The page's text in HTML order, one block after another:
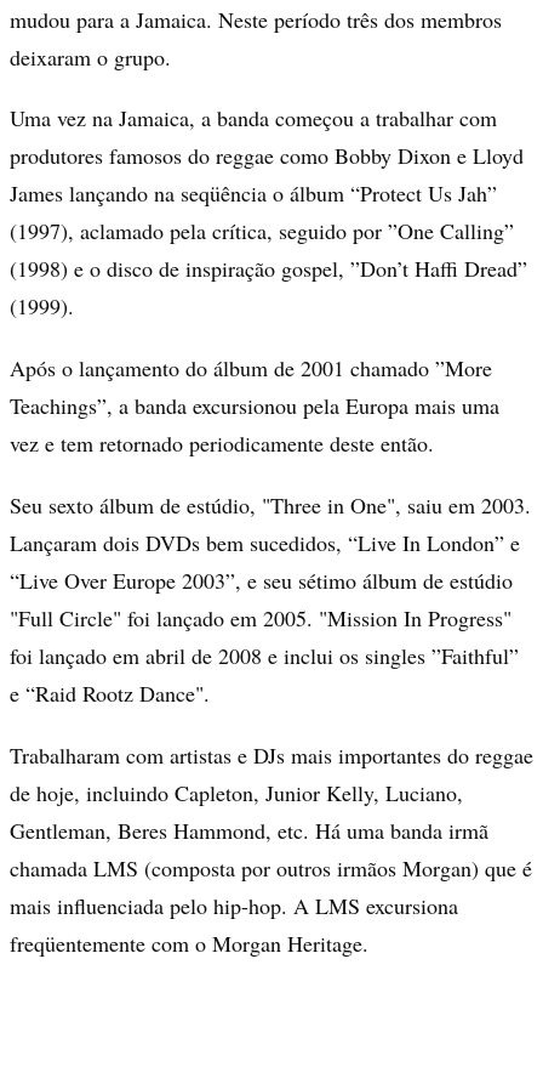
mudou para a Jamaica. Neste período três dos membros
deixaram o grupo.
Uma vez na Jamaica, a banda começou a trabalhar com
produtores famosos do reggae como Bobby Dixon e Lloyd
James lançando na seqüência o álbum “Protect Us Jah”
(1997), aclamado pela crítica, seguido por ”One Calling”
(1998) e o disco de inspiração gospel, ”Don’t Haffi Dread”
(1999).
Após o lançamento do álbum de 2001 chamado ”More
Teachings”, a banda excursionou pela Europa mais uma
vez e tem retornado periodicamente deste então.
Seu sexto álbum de estúdio, "Three in One", saiu em 2003.
Lançaram dois DVDs bem sucedidos, “Live In London” e
“Live Over Europe 2003”, e seu sétimo álbum de estúdio
"Full Circle" foi lançado em 2005. "Mission In Progress"
foi lançado em abril de 2008 e inclui os singles ”Faithful”
e “Raid Rootz Dance".
Trabalharam com artistas e DJs mais importantes do reggae
de hoje, incluindo Capleton, Junior Kelly, Luciano,
Gentleman, Beres Hammond, etc. Há uma banda irmã
chamada LMS (composta por outros irmãos Morgan) que é
mais influenciada pelo hip-hop. A LMS excursiona
freqüentemente com o Morgan Heritage.